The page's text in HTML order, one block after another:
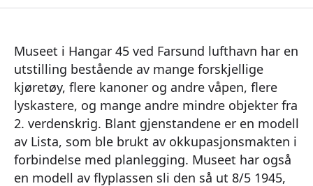
Museet i Hangar 45 ved Farsund lufthavn har en
utstilling bestående av mange forskjellige
kjøretøy, flere kanoner og andre våpen, flere
lyskastere, og mange andre mindre objekter fra
2. verdenskrig. Blant gjenstandene er en modell
av Lista, som ble brukt av okkupasjonsmakten i
forbindelse med planlegging. Museet har også
en modell av flyplassen sli den så ut 8/5 1945,